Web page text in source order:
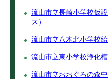
流山市立長崎小学校仮
ス）
流山市立八木北小学校
流山市立東小学校浄化
流山市立おおぐろの森